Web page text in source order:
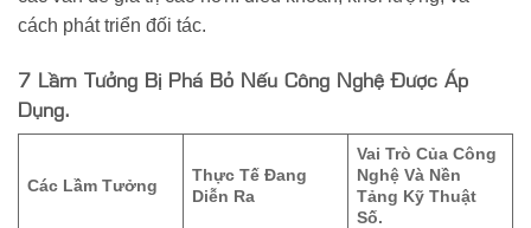
cách phát triển đối tác.
7 Lầm Tưởng Bị Phá Bỏ Nếu Công Nghệ Được Áp
Dụng.
Các Lầm Tưởng
Thực Tế Đang
Diễn Ra
Vai Trò Của Công
Nghệ Và Nền
Tảng Kỹ Thuật
Số.